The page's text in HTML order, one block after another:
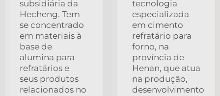
subsidiária da
Hecheng. Tem
se concentrado
em materiais à
base de
alumina para
refratários e
seus produtos
relacionados no
tecnologia
especializada
em cimento
refratário para
forno, na
província de
Henan, que atua
na produção,
desenvolvimento